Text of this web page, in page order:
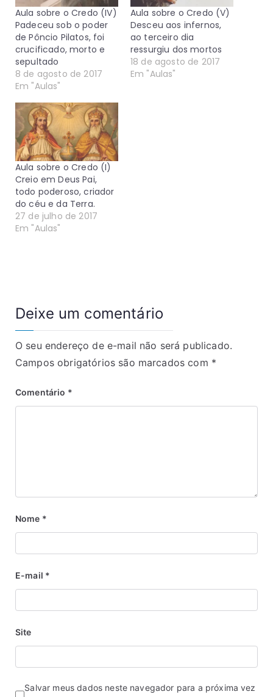
Aula sobre o Credo (IV)
Padeceu sob o poder
de Pôncio Pilatos, foi
crucificado, morto e
sepultado
8 de agosto de 2017
Em "Aulas"
Aula sobre o Credo (V)
Desceu aos infernos,
ao terceiro dia
ressurgiu dos mortos
18 de agosto de 2017
Em "Aulas"
Aula sobre o Credo (I)
Creio em Deus Pai,
todo poderoso, criador
do céu e da Terra.
27 de julho de 2017
Em "Aulas"
Deixe um comentário
O seu endereço de e-mail não será publicado.
Campos obrigatórios são marcados com *
Comentário *
Nome *
E-mail *
Site
Salvar meus dados neste navegador para a próxima vez